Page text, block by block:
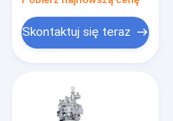
Skontaktuj się teraz